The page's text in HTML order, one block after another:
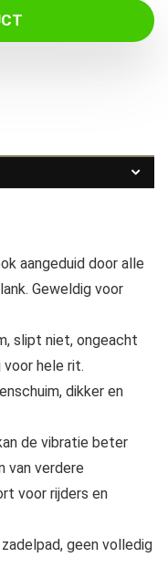
aangeduid door alle
Geweldig voor
slipt niet, ongeacht
voor hele rit.
dikker en
de vibratie beter
van verdere
voor rijders en
geen volledig